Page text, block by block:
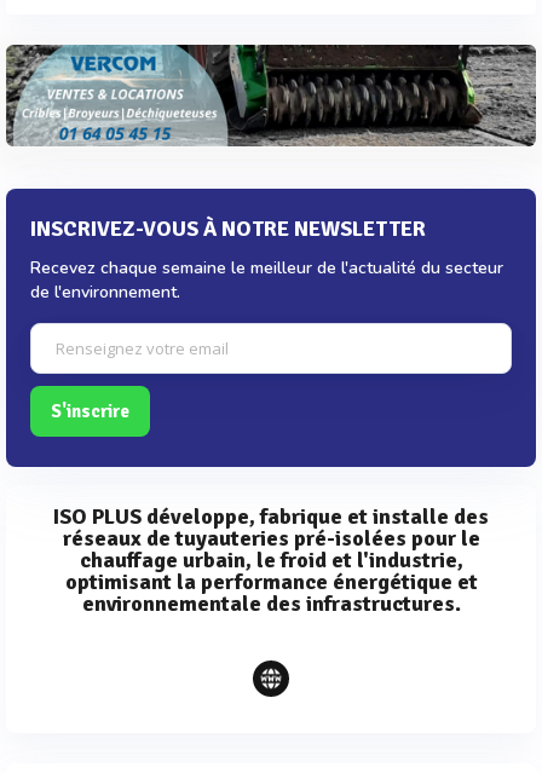
INSCRIVEZ-VOUS À NOTRE NEWSLETTER
Recevez chaque semaine le meilleur de l'actualité du secteur
de l'environnement.
S'inscrire
ISO PLUS développe, fabrique et installe des
réseaux de tuyauteries pré-isolées pour le
chauffage urbain, le froid et l'industrie,
optimisant la performance énergétique et
environnementale des infrastructures.